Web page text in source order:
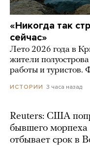
«Никогда так
сейчас»
Лето 2026 года в
жители
работы и туристов.
ИСТОРИИ 3 часа назад
Reuters: США
бывшего морпеха
отбывает срок в